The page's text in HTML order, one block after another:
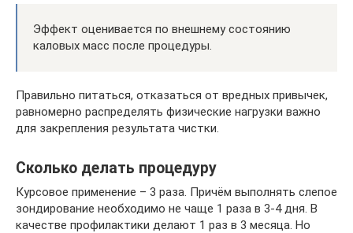
Эффект оценивается по внешнему состоянию
каловых масс после процедуры.
Правильно питаться, отказаться от вредных привычек,
равномерно распределять физические нагрузки важно
для закрепления результата чистки.
Сколько делать процедуру
Курсовое применение – 3 раза. Причём выполнять слепое
зондирование необходимо не чаще 1 раза в 3-4 дня. В
качестве профилактики делают 1 раз в 3 месяца. Но